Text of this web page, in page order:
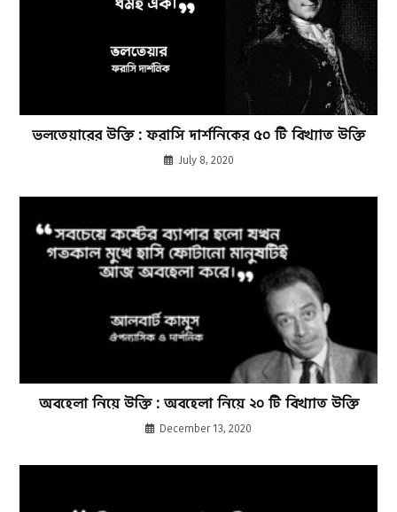
ভলতেয়ারের উক্তি : ফরাসি দার্শনিকের ৫০ টি বিখ্যাত উক্তি
July 8, 2020
অবহেলা নিয়ে উক্তি : অবহেলা নিয়ে ২০ টি বিখ্যাত উক্তি
December 13, 2020